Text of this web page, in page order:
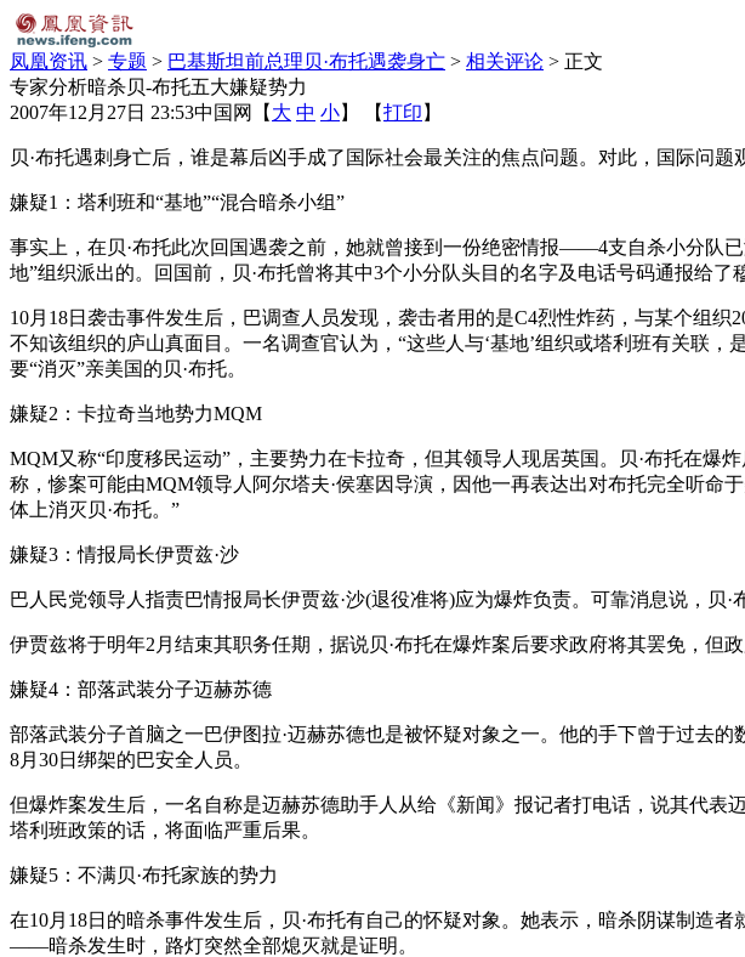
凤凰资讯 > 专题 > 巴基斯坦前总理贝·布托遇袭身亡 > 相关评论 > 正文
专家分析暗杀贝-布托五大嫌疑势力
2007年12月27日 23:53中国网 【 大 中 小】 【打印 】
贝·布托遇刺身亡后，谁是幕后凶手成了国际社会最关注的焦点问题。对此，国际问
嫌疑1：塔利班和“基地”“混合暗杀小组”
事实上，在贝·布托此次回国遇袭之前，她就曾接到一份绝密情报——4支自杀小分队
地”组织派出的。回国前，贝·布托曾将其中3个小分队头目的名字及电话号码通报给了
10月18日袭击事件发生后，巴调查人员发现，袭击者用的是C4烈性炸药，与某个组
不知该组织的庐山真面目。一名调查官认为，“这些人与‘基地’组织或塔利班有关联
要“消灭”亲美国的贝·布托。
嫌疑2：卡拉奇当地势力MQM
MQM又称“印度移民运动”，主要势力在卡拉奇，但其领导人现居英国。贝·布托在
称，惨案可能由MQM领导人阿尔塔夫·侯塞因导演，因他一再表达出对布托完全听命
体上消灭贝·布托。”
嫌疑3：情报局长伊贾兹·沙
巴人民党领导人指责巴情报局长伊贾兹·沙(退役准将)应为爆炸负责。可靠消息说，贝
伊贾兹将于明年2月结束其职务任期，据说贝·布托在爆炸案后要求政府将其罢免，但政
嫌疑4：部落武装分子迈赫苏德
部落武装分子首脑之一巴伊图拉·迈赫苏德也是被怀疑对象之一。他的手下曾于过去
8月30日绑架的巴安全人员。
但爆炸案发生后，一名自称是迈赫苏德助手人从给《新闻》报记者打电话，说其代
塔利班政策的话，将面临严重后果。
嫌疑5：不满贝·布托家族的势力
在10月18日的暗杀事件发生后，贝·布托有自己的怀疑对象。她表示，暗杀阴谋制造
——暗杀发生时，路灯突然全部熄灭就是证明。